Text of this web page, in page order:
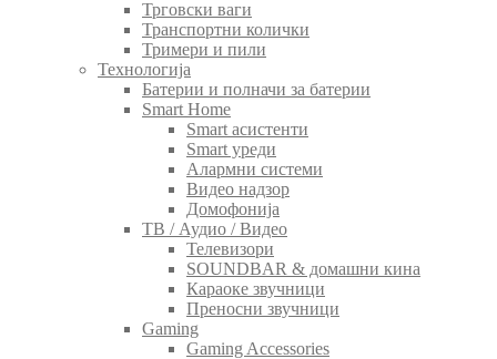
Трговски ваги
Транспортни колички
Тримери и пили
Технологија
Батерии и полначи за батерии
Smart Home
Smart асистенти
Smart уреди
Алармни системи
Видео надзор
Домофонија
ТВ / Аудио / Видео
Телевизори
SOUNDBAR & домашни кина
Караоке звучници
Преносни звучници
Gaming
Gaming Accessories